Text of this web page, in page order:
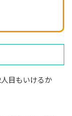
目もいけるか